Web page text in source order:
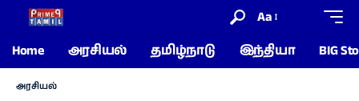
Aa
Home
அரசியல் தமிழ்நாடு இந்தியா BIG
அரசியல்